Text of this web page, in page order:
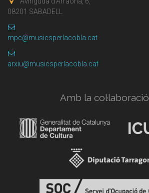
08201 SABADELL
mpc@musicsperlacobla.cat
arxiu@musicsperlacobla.cat
Amb la